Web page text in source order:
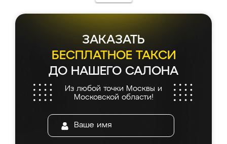
ЗАКАЗАТЬ
БЕСПЛАТНОЕ ТАКСИ
ДО НАШЕГО САЛОНА
Из любой точки Москвы и
Московской области!